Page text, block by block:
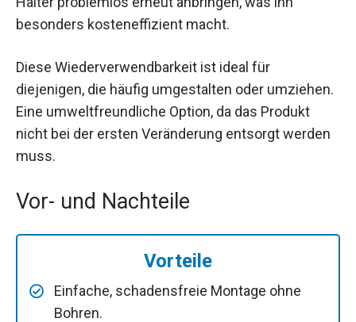
besonders kosteneffizient macht.
Diese Wiederverwendbarkeit ist ideal für
diejenigen, die häufig umgestalten oder umziehen.
Eine umweltfreundliche Option, da das Produkt
nicht bei der ersten Veränderung entsorgt werden
muss.
Vor- und Nachteile
Vorteile
Einfache, schadensfreie Montage ohne
Bohren.